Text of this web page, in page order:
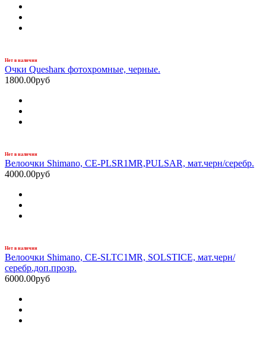
Нет в наличии
Очки Quesharк фотохромные, черные.
1800.00руб
Нет в наличии
Велоочки Shimano, CE-PLSR1MR,PULSAR, мат.черн/серебр.
4000.00руб
Нет в наличии
Велоочки Shimano, CE-SLTC1MR, SOLSTICE, мат.черн/
серебр.доп.прозр.
6000.00руб